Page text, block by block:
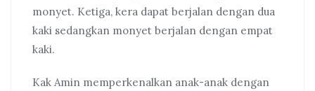
monyet. Ketiga, kera dapat berjalan dengan dua
kaki sedangkan monyet berjalan dengan empat
kaki.
Kak Amin memperkenalkan anak-anak dengan